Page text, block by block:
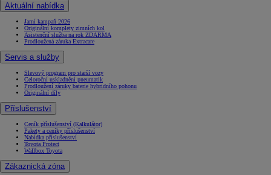
Aktuální nabídka
Jarní kampaň 2026
Originální komplety zimních kol
Asistenční služba na rok ZDARMA
Prodloužená záruka Extracare
Servis a služby
Slevový program pro starší vozy
Celoroční uskladnění pneumatik
Prodloužení záruky baterie hybridního pohonu
Originální díly
Příslušenství
Ceník příslušenství (Kalkulátor)
Pakety a ceníky příslušenství
Nabídka příslušenství
Toyota Protect
Wallbox Toyota
Zákaznická zóna